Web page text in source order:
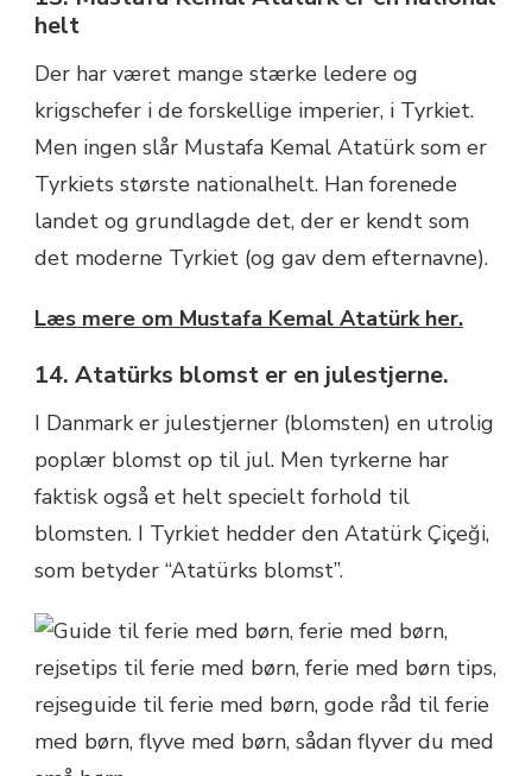
helt
Der har været mange stærke ledere og
krigschefer i de forskellige imperier, i Tyrkiet.
Men ingen slår Mustafa Kemal Atatürk som er
Tyrkiets største nationalhelt. Han forenede
landet og grundlagde det, der er kendt som
det moderne Tyrkiet (og gav dem efternavne).
Læs mere om Mustafa Kemal Atatürk her.
14. Atatürks blomst er en julestjerne.
I Danmark er julestjerner (blomsten) en utrolig
poplær blomst op til jul. Men tyrkerne har
faktisk også et helt specielt forhold til
blomsten. I Tyrkiet hedder den Atatürk Çiçeği,
som betyder “Atatürks blomst”.